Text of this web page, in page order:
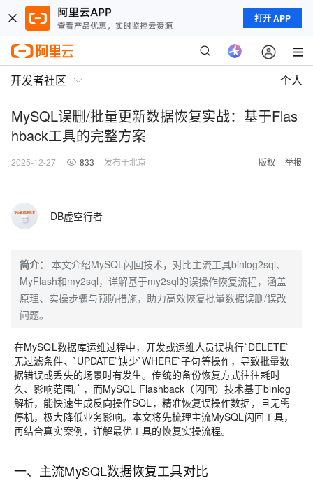
打开 APP
开发者社区 个人
MySQL误删/批量更新数据恢复实战：基于Flas
hback工具的完整方案
2025-12-27 833 发布于北京 版权 举报
DB虚空行者
简介：
本文介绍MySQL闪回技术，对比主流工具binlog2sql、
MyFlash和my2sql，详解基于my2sql的误操作恢复流程，涵盖
原理、实操步骤与预防措施，助力高效恢复批量数据误删/误改
问题。
在MySQL数据库运维过程中，开发或运维人员误执行`DELETE`
无过滤条件、`UPDATE`缺少`WHERE`子句等操作，导致批量数
据错误或丢失的场景时有发生。传统的备份恢复方式往往耗时
久、影响范围广，而MySQL Flashback（闪回）技术基于binlog
解析，能快速生成反向操作SQL，精准恢复误操作数据，且无需
停机，极大降低业务影响。本文将先梳理主流MySQL闪回工具，
再结合真实案例，详解最优工具的恢复实操流程。
一、主流MySQL数据恢复工具对比